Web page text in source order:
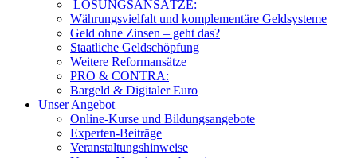
LÖSUNGSANSÄTZE:
Währungsvielfalt und komplementäre Geldsysteme
Geld ohne Zinsen – geht das?
Staatliche Geldschöpfung
Weitere Reformansätze
PRO & CONTRA:
Bargeld & Digitaler Euro
Unser Angebot
Online-Kurse und Bildungsangebote
Experten-Beiträge
Veranstaltungshinweise